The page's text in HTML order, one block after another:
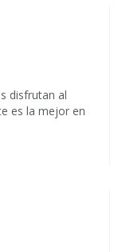
disfrutan al
es la mejor en